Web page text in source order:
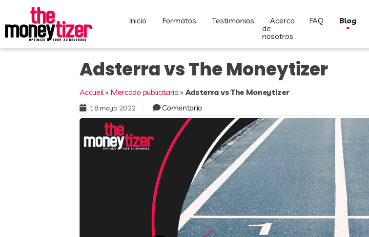
inicio formatos testimonios
acerca
de
nosotros
FAQ blog
Adsterra vs The Moneytizer
Accueil » Mercado publicitario »Adsterra vs The Moneytizer
18 mayo 2022 Comentario